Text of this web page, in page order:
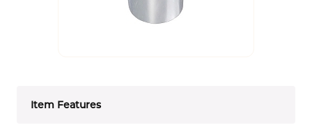
Item Features